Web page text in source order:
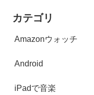
カテゴリ
Amazonウォッチ
Android
iPadで音楽